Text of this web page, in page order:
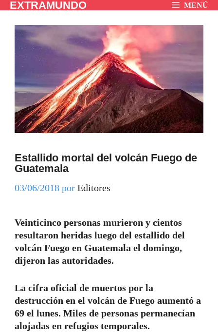
Saltar
contenido
EXTRAMUNDO MENÚ
Estallido mortal del volcán Fuego de
Guatemala
03/06/2018 por Editores
Veinticinco personas murieron y cientos
resultaron heridas luego del estallido del
volcán Fuego en Guatemala el domingo,
dijeron las autoridades.
La cifra oficial de muertos por la
destrucción en el volcán de Fuego aumentó a
69 el lunes. Miles de personas permanecían
alojadas en refugios temporales.